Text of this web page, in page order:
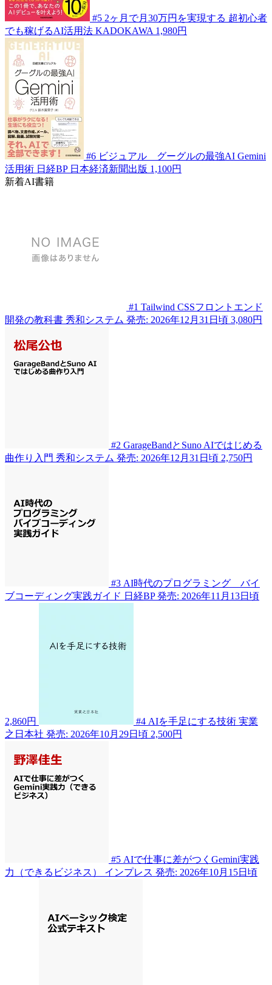
#5 2ヶ月で月30万円を実現する 超初心者
でも稼げるAI活用法 KADOKAWA 1,980円
#6 ビジュアル グーグルの最強AI Gemini
活用術 日経BP 日本経済新聞出版 1,100円
新着AI書籍
#1 Tailwind CSSフロントエンド
開発の教科書 秀和システム 発売: 2026年12月31日頃 3,080円
#2 GarageBandとSuno AIではじめる
曲作り入門 秀和システム 発売: 2026年12月31日頃 2,750円
#3 AI時代のプログラミング バイ
ブコーディング実践ガイド 日経BP 発売: 2026年11月13日頃
2,860円 #4 AIを手足にする技術 実業
之日本社 発売: 2026年10月29日頃 2,500円
#5 AIで仕事に差がつくGemini実践
力（できるビジネス）
インプレス 発売: 2026年10月15日頃